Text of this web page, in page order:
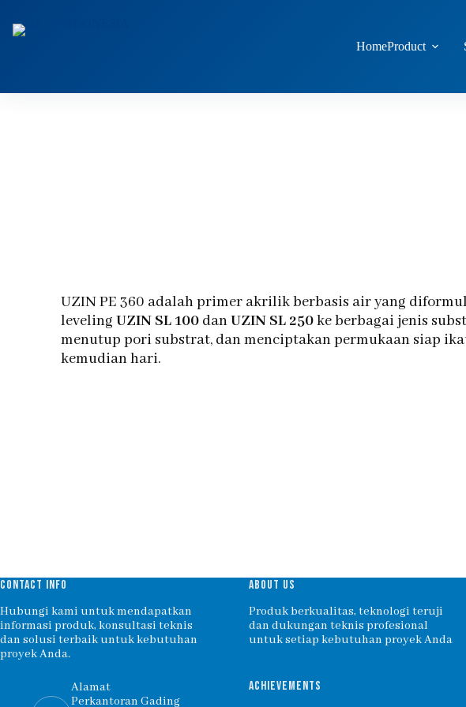
HomeProduct
UZIN PE 360 adalah primer akrilik berbasis air yang
levelingUZIN SL 100 danUZIN SL 250ke berbagai jenis
menutup pori substrat, dan menciptakan permukaan siap
kemudian hari.
CONTACT INFO
Hubungi kami untuk mendapatkan
informasi produk, konsultasi teknis
dan solusi terbaik untuk kebutuhan
proyek Anda.
Alamat
Perkantoran Gading
ABOUT US
Produk berkualitas, teknologi teruji
dan dukungan teknis profesional
untuk setiap kebutuhan proyek Anda
ACHIEVEMENTS